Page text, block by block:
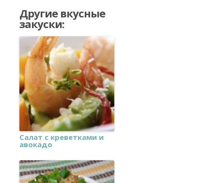
Другие вкусные
закуски:
Салат с креветками и
авокадо